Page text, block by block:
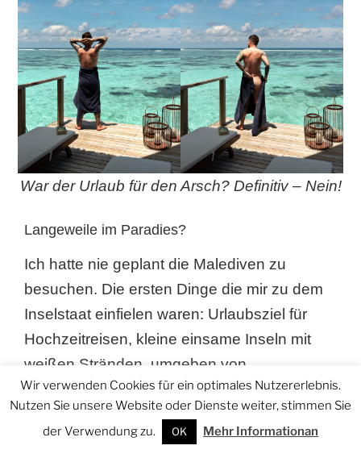
War der Urlaub für den Arsch? Definitiv – Nein!
Langeweile im Paradies?
Ich hatte nie geplant die Malediven zu
besuchen. Die ersten Dinge die mir zu dem
Inselstaat einfielen waren: Urlaubsziel für
Hochzeitreisen, kleine einsame Inseln mit
weißen Stränden, umgeben von
türkisblauem Wasser, auf denen man viel
Ruhe und Zeit hat. Kurz, sehr schön aber
auch ziemlich langweilig. So war meine
Wir verwenden Cookies für ein optimales Nutzererlebnis.
Nutzen Sie unsere Website oder Dienste weiter, stimmen Sie
der Verwendung zu.
OK Mehr Informationan